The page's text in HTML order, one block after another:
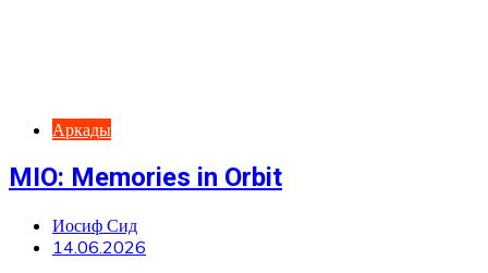
Аркады
MIO: Memories in Orbit
Иосиф Сид
14.06.2026